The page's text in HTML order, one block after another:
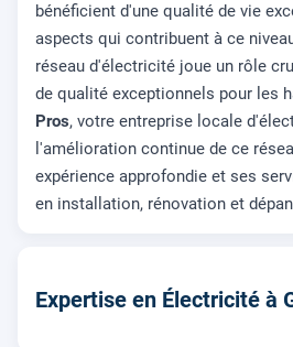
bénéficient d'une qualité de vie
aspects qui contribuent à ce
réseau d'électricité joue un rôle
de qualité exceptionnels pour les
Pros, votre entreprise locale
l'amélioration continue de ce
expérience approfondie et ses
en installation, rénovation et
Expertise en Électricité à